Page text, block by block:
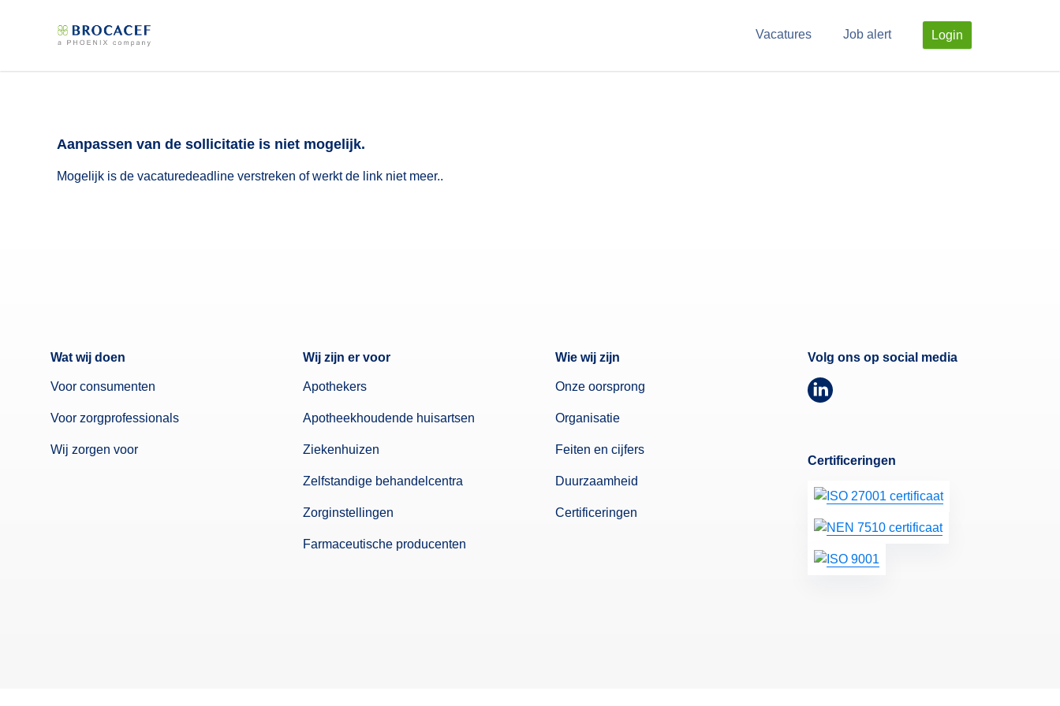
Vacatures Job alert Login
Aanpassen van de sollicitatie is niet mogelijk.
Mogelijk is de vacaturedeadline verstreken of werkt de link niet meer..
Wat wij doen
Voor consumenten
Voor zorgprofessionals
Wij zorgen voor
Wij zijn er voor
Apothekers
Apotheekhoudende huisartsen
Ziekenhuizen
Zelfstandige behandelcentra
Zorginstellingen
Farmaceutische producenten
Wie wij zijn
Onze oorsprong
Organisatie
Feiten en cijfers
Duurzaamheid
Certificeringen
Volg ons op social media
Certificeringen